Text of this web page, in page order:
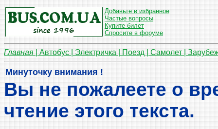
Добавьте в избранное
Частые вопросы
Купите билет
Спросите в форуме
Главная Автобус | Электричка | Поезд | Самолет |
Минуточку внимания !
Вы не пожалеете о
чтение этого текста.